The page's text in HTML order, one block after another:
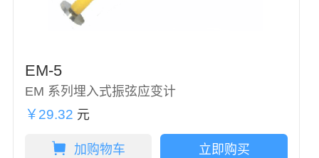
EM-5
EM 系列埋入式振弦应变计
￥29.32 元
加购物车 立即购买